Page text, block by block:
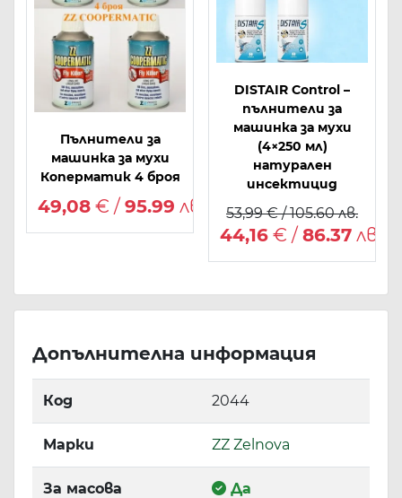
Пълнители за
машинка за мухи
Коперматик 4 броя
49,08 € / 95.99 лв.
DISTAIR Control –
пълнители за
машинка за мухи
(4×250 мл)
натурален
инсектицид
53,99 € / 105.60 лв.
44,16 € / 86.37 лв.
Допълнителна информация
Код 2044
Марки ZZ Zelnova
За масова
Да